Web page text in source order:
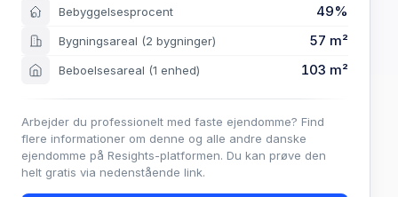
Bebyggelsesprocent 49%
Bygningsareal (2 bygninger) 57 m²
Beboelsesareal (1 enhed) 103 m²
Arbejder du professionelt med faste ejendomme? Find
flere informationer om denne og alle andre danske
ejendomme på Resights-platformen. Du kan prøve den
helt gratis via nedenstående link.